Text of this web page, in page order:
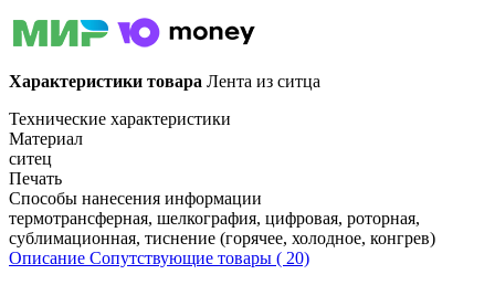
Характеристики товара Лента из ситца
Технические характеристики
Материал
ситец
Печать
Способы нанесения информации
термотрансферная, шелкография, цифровая, роторная,
сублимационная, тиснение (горячее, холодное, конгрев)
Описание Сопутствующие товары ( 20)